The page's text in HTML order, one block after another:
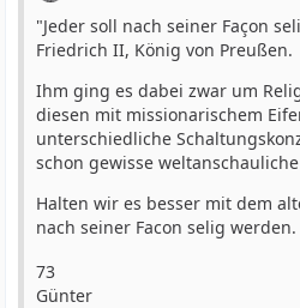
"Jeder soll nach seiner Façon
Friedrich II, König von Preußen.
Ihm ging es dabei zwar um
diesen mit missionarischem
unterschiedliche
schon gewisse
Halten wir es besser mit dem
nach seiner Facon selig
73
Günter